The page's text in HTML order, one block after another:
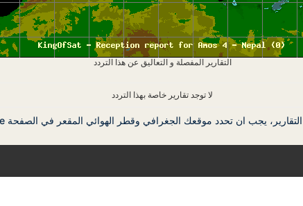
التقارير المفصلة و التعاليق عن هذا التردد
لا توجد تقارير خاصة بهذا التردد
يجب ان تحدد موقعك الجغرافي وقطر الهوائي المقعر في الصفحة